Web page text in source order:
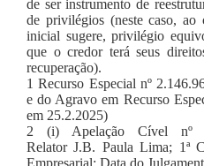
de ser instrumento de
de privilégios (neste caso, ao
inicial sugere, privilégio
que o credor terá seus
recuperação).
1 Recurso Especial nº
e do Agravo em Recurso
em 25.2.2025)
2 (i) Apelação Cível nº
Relator J.B. Paula Lima; 1ª